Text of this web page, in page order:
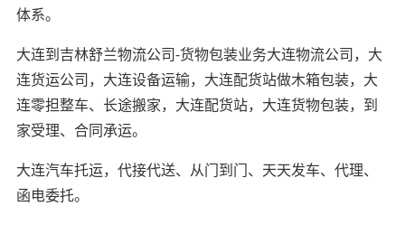
体系。
大连到吉林舒兰物流公司-货物包装业务大连物流公司，大
连货运公司，大连设备运输，大连配货站做木箱包装，大
连零担整车、长途搬家，大连配货站，大连货物包装，到
家受理、合同承运。
大连汽车托运，代接代送、从门到门、天天发车、代理、
函电委托。